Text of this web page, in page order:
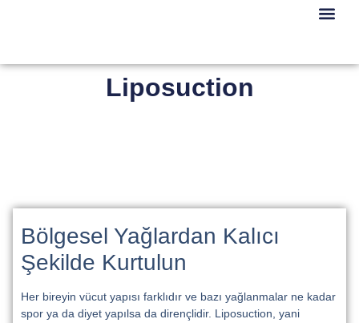
Liposuction
Bölgesel Yağlardan Kalıcı
Şekilde Kurtulun
Her bireyin vücut yapısı farklıdır ve bazı yağlanmalar ne kadar
spor ya da diyet yapılsa da dirençlidir. Liposuction, yani